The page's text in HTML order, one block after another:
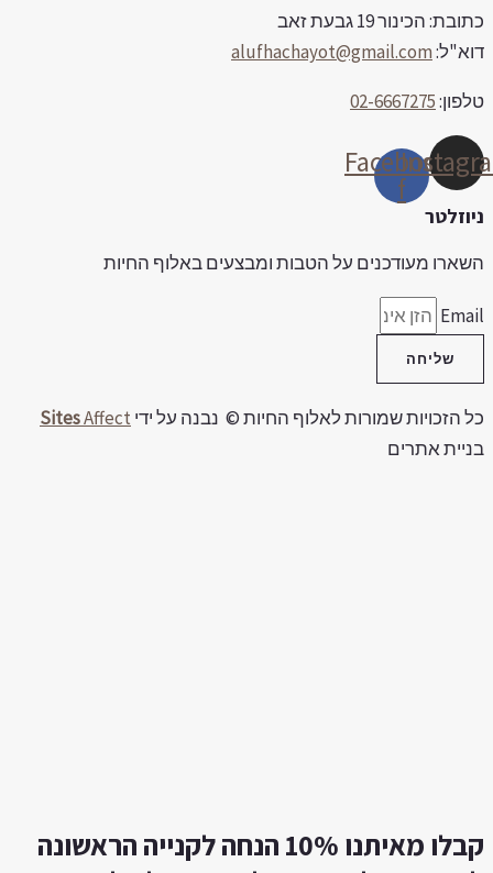
הכינור 19 גבעת זאב
alufhachayot@gmail.com
02-6667275
Facebook-
f
מעודכנים על הטבות ומבצעים באלוף החיות
שליחה
הזכויות שמורות לאלוף החיות © נבנה על ידי SitesAffect
אתרים
קבלו מאיתנו 10% הנחה לקנייה הראשונה